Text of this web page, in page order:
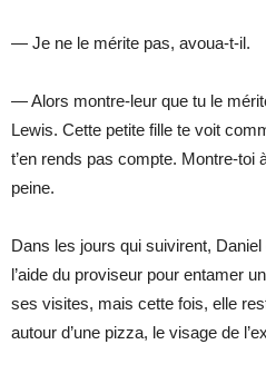
— Je ne le mérite pas, avoua-t-il.
— Alors montre-leur que tu le
Lewis. Cette petite fille te voit
t’en rends pas compte. Montre-toi
peine.
Dans les jours qui suivirent,
l’aide du proviseur pour entamer
ses visites, mais cette fois, elle
autour d’une pizza, le visage de